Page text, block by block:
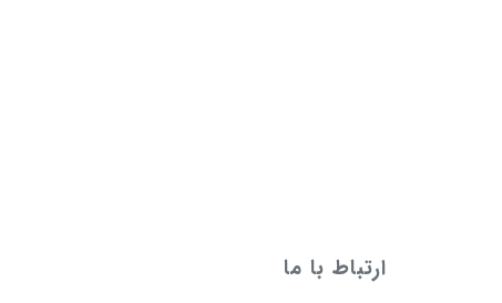
ارتباط با ما